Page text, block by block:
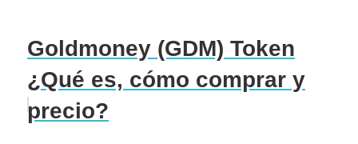
Goldmoney (GDM) Token
¿Qué es, cómo comprar y
precio?